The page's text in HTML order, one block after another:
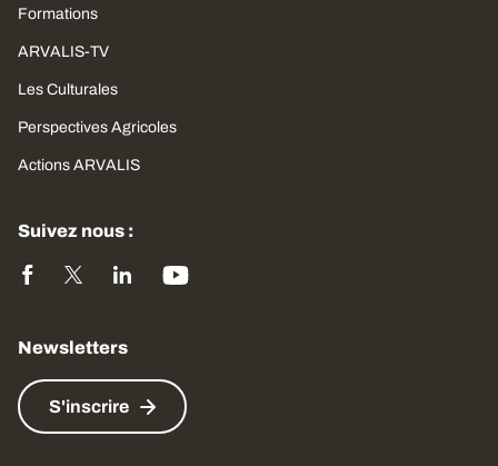
Formations
ARVALIS-TV
Les Culturales
Perspectives Agricoles
Actions ARVALIS
Suivez nous :
Newsletters
S'inscrire